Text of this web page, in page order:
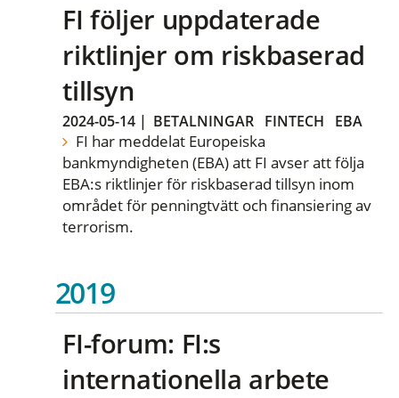
FI följer uppdaterade
riktlinjer om riskbaserad
tillsyn
2024-05-14 | BETALNINGAR FINTECH EBA
FI har meddelat Europeiska
bankmyndigheten (EBA) att FI avser att följa
EBA:s riktlinjer för riskbaserad tillsyn inom
området för penningtvätt och finansiering av
terrorism.
2019
FI-forum: FI:s
internationella arbete